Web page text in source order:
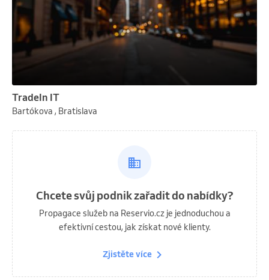
TradeIn IT
Bartókova , Bratislava
Chcete svůj podnik zařadit do nabídky?
Propagace služeb na Reservio.cz je jednoduchou a
efektivní cestou, jak získat nové klienty.
Zjistěte více